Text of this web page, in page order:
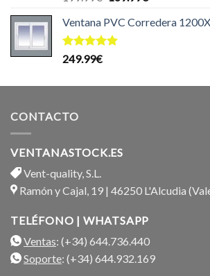
de 5
original
era:
actual
Ventana PVC Corredera
Valorado
249.99€
CONTACTO
VENTANASTOCK.ES
Vent-quality, S.L.
Ramón y Cajal, 19 | 46250 L'Alcudia
TELÉFONO | WHATSAPP
Ventas: (+34) 644.736.440
Soporte: (+34) 644.932.169